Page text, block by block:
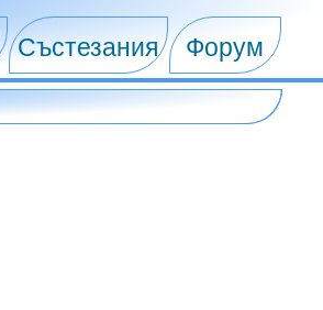
Състезания Форум